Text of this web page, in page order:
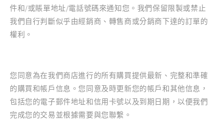
件和/或賬單地址/電話號碼來通知您。我們保留限製或禁止
我們自行判斷似乎由經銷商、轉售商或分銷商下達的訂單的
權利。
您同意為在我們商店進行的所有購買提供最新、完整和準確
的購買和帳戶信息。您同意及時更新您的帳戶和其他信息，
包括您的電子郵件地址和信用卡號以​​及到期日期，以便我們
完成您的交易並根據需要與您聯繫。